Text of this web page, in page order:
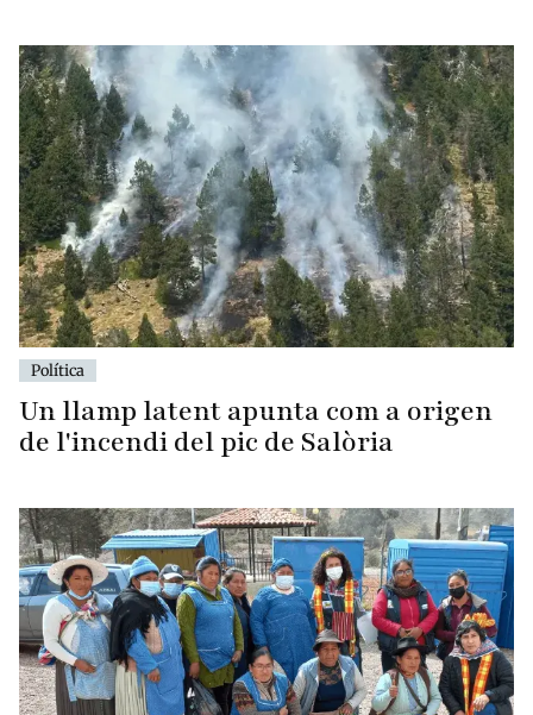
Política
Un llamp latent apunta com a origen
de l'incendi del pic de Salòria